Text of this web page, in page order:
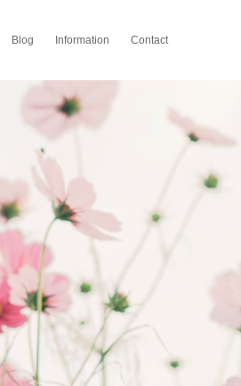
Blog Information Contact